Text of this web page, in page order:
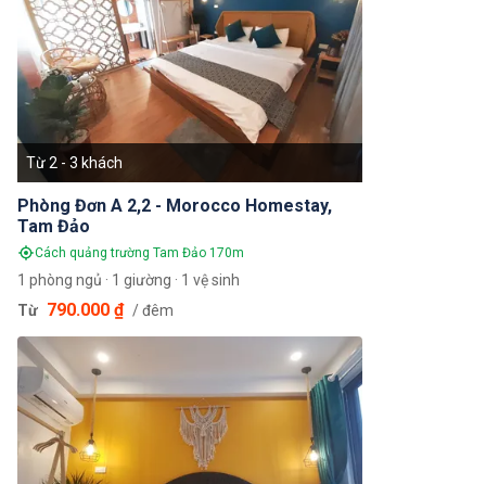
Phòng Đơn A 2,2 - Morocco Homestay,
Tam Đảo
Cách quảng trường Tam Đảo 170m
Từ 2 - 3 khách
1 phòng ngủ · 1 giường · 1 vệ sinh
Từ 790.000 ₫ / đêm